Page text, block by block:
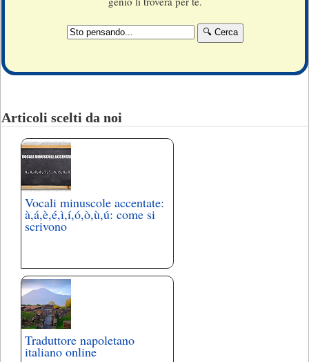
Articoli scelti da noi
Vocali minuscole accentate:
à,á,è,é,ì,í,ó,ò,ù,ú: come si
scrivono
Traduttore napoletano
italiano online